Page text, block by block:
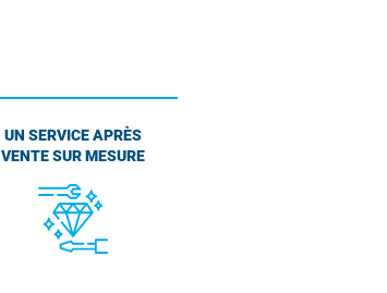
UN SERVICE APRÈS
VENTE SUR MESURE